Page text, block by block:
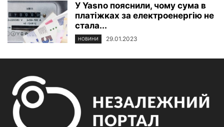
У Yasno пояснили, чому сума в
платіжках за електроенергію не
стала...
НОВИНИ 29.01.2023